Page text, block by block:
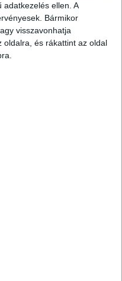
adatkezelés ellen. A
Bármikor
visszavonhatja
oldalra, és rákattint az oldal
használatban akár
is kiválthat egy
előrejelzései szerint
száma
akár ötszörösére is